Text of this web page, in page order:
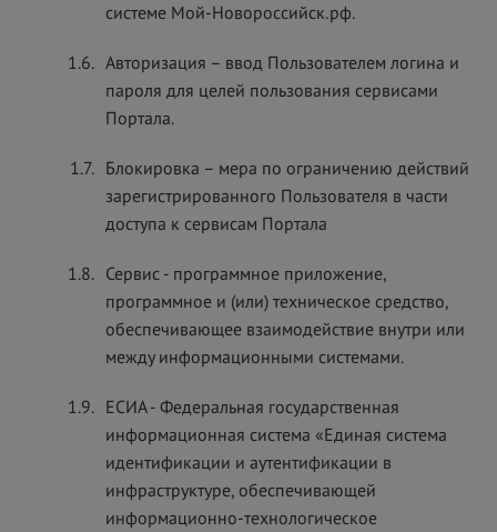
системе Мой-Новороссийск.рф.
1.6. Авторизация – ввод Пользователем логина и
пароля для целей пользования сервисами
Портала.
1.7. Блокировка – мера по ограничению действий
зарегистрированного Пользователя в части
доступа к сервисам Портала
1.8. Сервис - программное приложение,
программное и (или) техническое средство,
обеспечивающее взаимодействие внутри или
между информационными системами.
1.9. ЕСИА - Федеральная государственная
информационная система «Единая система
идентификации и аутентификации в
инфраструктуре, обеспечивающей
информационно-технологическое